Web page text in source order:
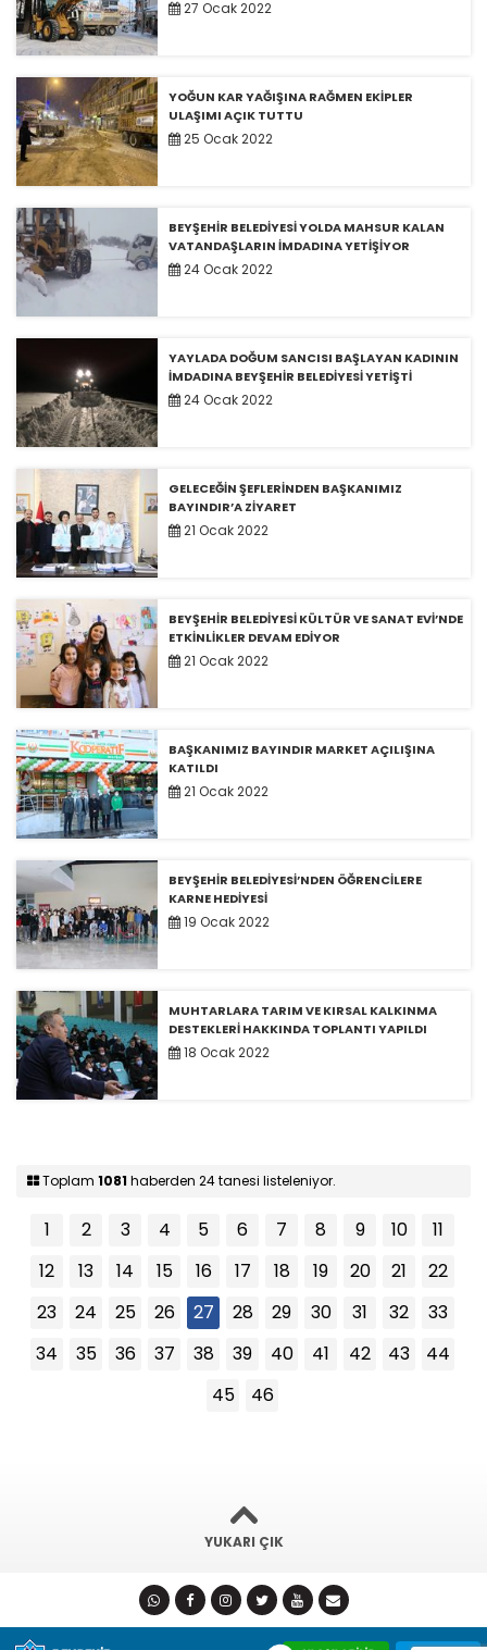
27 Ocak 2022
YOĞUN KAR YAĞIŞINA RAĞMEN EKİPLER
ULAŞIMI AÇIK TUTTU
25 Ocak 2022
BEYŞEHİR BELEDİYESİ YOLDA MAHSUR KALAN
VATANDAŞLARIN İMDADINA YETİŞİYOR
24 Ocak 2022
YAYLADA DOĞUM SANCISI BAŞLAYAN KADININ
İMDADINA BEYŞEHİR BELEDİYESİ YETİŞTİ
24 Ocak 2022
GELECEĞİN ŞEFLERİNDEN BAŞKANIMIZ
BAYINDIR’A ZİYARET
21 Ocak 2022
BEYŞEHİR BELEDİYESİ KÜLTÜR VE SANAT EVİ’NDE
ETKİNLİKLER DEVAM EDİYOR
21 Ocak 2022
BAŞKANIMIZ BAYINDIR MARKET AÇILIŞINA
KATILDI
21 Ocak 2022
BEYŞEHİR BELEDİYESİ’NDEN ÖĞRENCİLERE
KARNE HEDİYESİ
19 Ocak 2022
MUHTARLARA TARIM VE KIRSAL KALKINMA
DESTEKLERİ HAKKINDA TOPLANTI YAPILDI
18 Ocak 2022
Toplam 1081 haberden 24 tanesi listeleniyor.
1 2 3 4 5 6 7 8 9 10
11
12
13 14 15 16 17 18 19 20 21
22
23
24 25 26 27 28 29 30 31 32
33
34
35 36 37 38 39 40 41 42 43
44
45
46
YUKARI ÇIK